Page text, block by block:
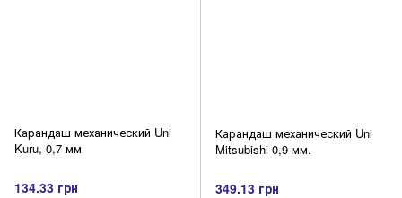
Карандаш механический Uni
Kuru, 0,7 мм
134.33 грн
Карандаш механический Uni
Mitsubishi 0,9 мм.
349.13 грн